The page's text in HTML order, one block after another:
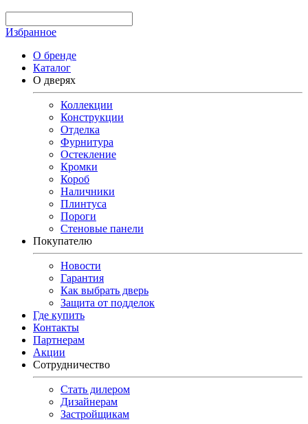
Избранное
О бренде
Каталог
О дверях
Коллекции
Конструкции
Отделка
Фурнитура
Остекление
Кромки
Короб
Наличники
Плинтуса
Пороги
Стеновые панели
Покупателю
Новости
Гарантия
Как выбрать дверь
Защита от подделок
Где купить
Контакты
Партнерам
Акции
Сотрудничество
Стать дилером
Дизайнерам
Застройщикам